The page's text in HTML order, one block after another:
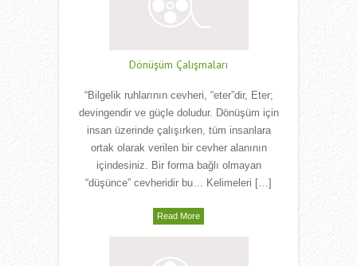
Dönüşüm Çalışmaları
“Bilgelik ruhlarının cevheri, “eter”dir, Eter;
devingendir ve güçle doludur. Dönüşüm için
insan üzerinde çalışırken, tüm insanlara
ortak olarak verilen bir cevher alanının
içindesiniz. Bir forma bağlı olmayan
“düşünce” cevheridir bu… Kelimeleri […]
Read More